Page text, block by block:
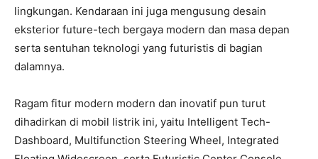
lingkungan. Kendaraan ini juga mengusung desain
eksterior future-tech bergaya modern dan masa depan
serta sentuhan teknologi yang futuristis di bagian
dalamnya.
Ragam fitur modern modern dan inovatif pun turut
dihadirkan di mobil listrik ini, yaitu Intelligent Tech-
Dashboard, Multifunction Steering Wheel, Integrated